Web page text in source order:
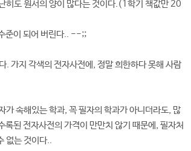
히도 원서의 양이 많다는 것이다.(1학기 책값만 20
준이 되어 버린다.. --;;
. 가지 각색의 전자사전에, 정말 희한하다 못해 사람
가 속해있는 학과, 꼭 필자의 학과가 아니더라도, 많
된 전자사전의 가격이 만만치 않기 때문에, 필자처
없는 것이다..